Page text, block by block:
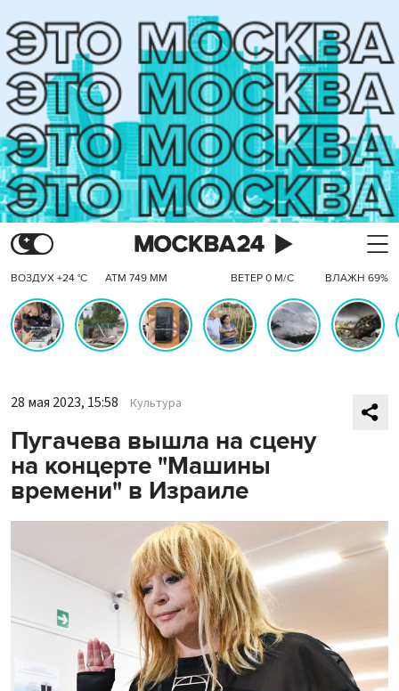
ВОЗДУХ +24 °C АТМ 749 ММ ВЕТЕР 0 М/С ВЛАЖН 69%
28 мая 2023, 15:58 Культура
Пугачева вышла на сцену
на концерте "Машины
времени" в Израиле